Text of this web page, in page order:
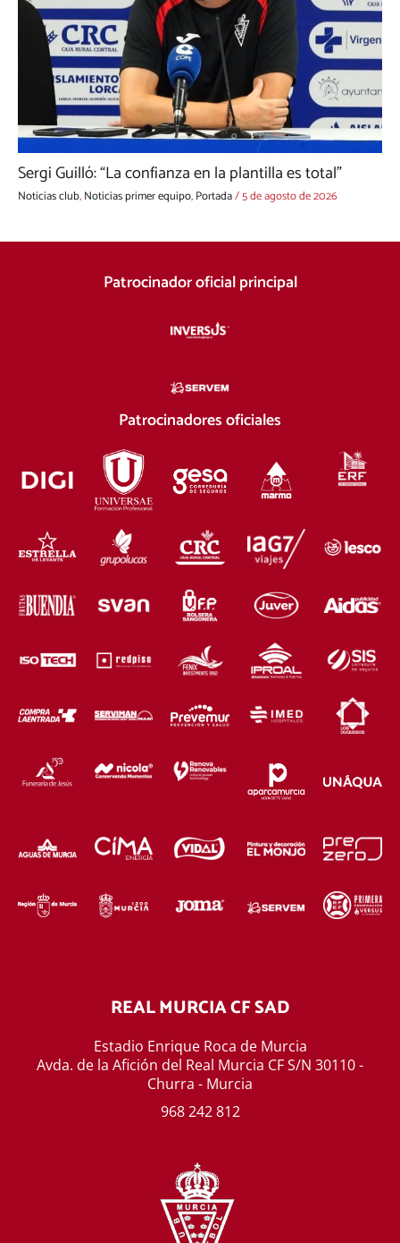
Sergi Guilló: “La confianza en la plantilla es total”
Noticias club,Noticias primer equipo,Portada/5 de agosto de 2026
Patrocinador oficial principal
Patrocinadores oficiales
REAL MURCIA CF SAD
Estadio Enrique Roca de Murcia
Avda. de la Afición del Real Murcia CF S/N 30110 -
Churra - Murcia
968 242 812